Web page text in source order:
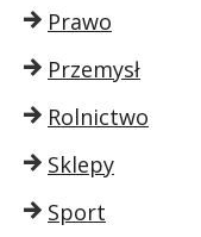
Prawo
Przemysł
Rolnictwo
Sklepy
Sport